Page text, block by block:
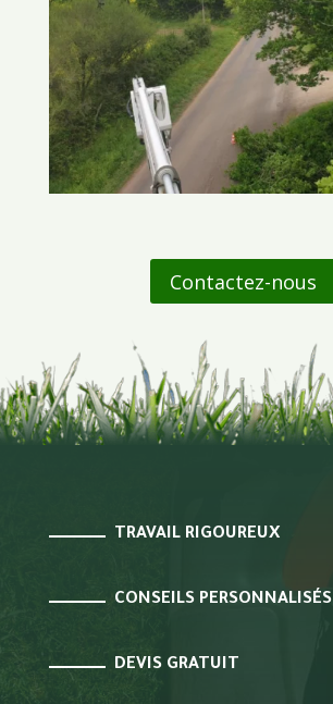
Contactez-nous
TRAVAIL RIGOUREUX
CONSEILS PERSONNALISÉS
DEVIS GRATUIT